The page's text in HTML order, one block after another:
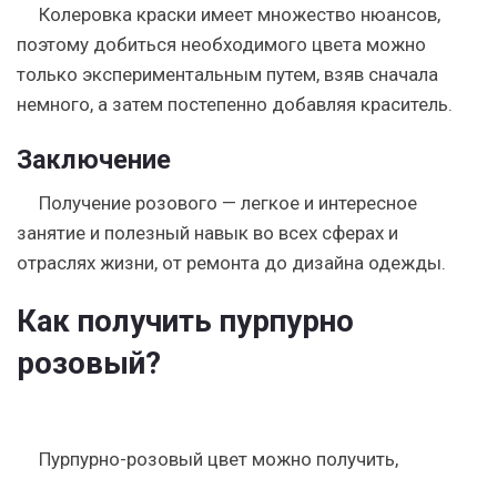
Колеровка краски имеет множество нюансов,
поэтому добиться необходимого цвета можно
только экспериментальным путем, взяв сначала
немного, а затем постепенно добавляя краситель.
Заключение
Получение розового — легкое и интересное
занятие и полезный навык во всех сферах и
отраслях жизни, от ремонта до дизайна одежды.
Как получить пурпурно
розовый?
Пурпурно-розовый цвет можно получить,